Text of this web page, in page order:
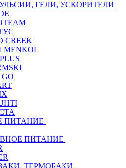
ГЕЛИ, УСКОРИТЕЛИ
CREEK
GO
ПИТАНИЕ
ПИТАНИЕ
ТЕРМОБАКИ